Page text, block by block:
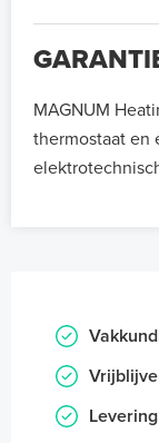
MAGNUM
thermostaat en